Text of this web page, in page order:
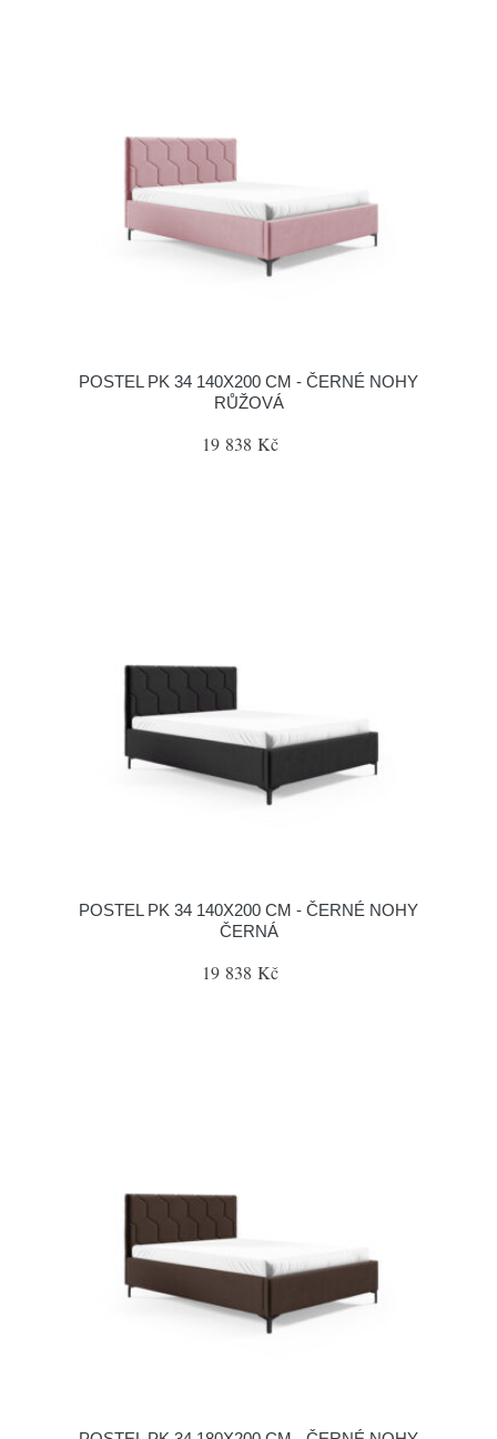
POSTEL PK 34 140X200 CM - ČERNÉ NOHY
RŮŽOVÁ
19 838 Kč
POSTEL PK 34 140X200 CM - ČERNÉ NOHY
ČERNÁ
19 838 Kč